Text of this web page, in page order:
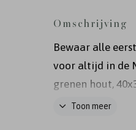
Omschrijving
Bewaar alle
voor altijd in de
grenen hout,
vastzittende
Toon meer